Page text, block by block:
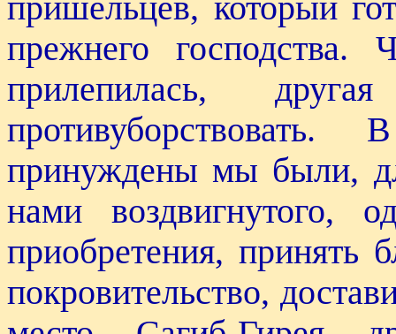
пришельцев, который
прежнего
прилепилась,
противуборствовать.
принуждены мы были,
нами воздвигнутого,
приобретения, принять
покровительство,